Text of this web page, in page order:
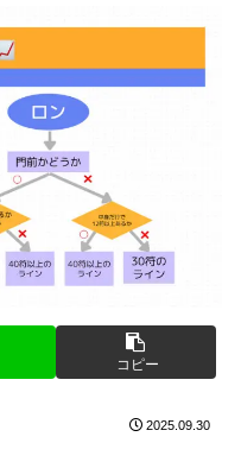
コピー
2025.09.30